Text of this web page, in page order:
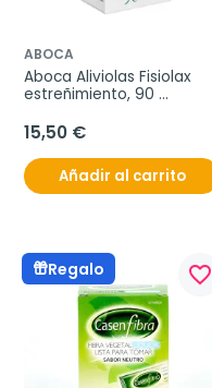
ABOCA
Aboca Aliviolas Fisiolax
estreñimiento, 90
15,50 €
Añadir al carrito
Regalo favorite_border